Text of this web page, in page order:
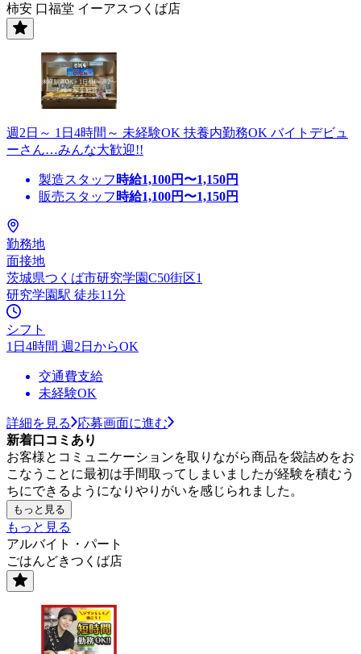
柿安 口福堂 イーアスつくば店
週2日～ 1日4時間～ 未経験OK 扶養内勤務OK バイトデビュ
ーさん…みんな大歓迎!!
製造スタッフ 時給1,100円〜1,150円
販売スタッフ 時給1,100円〜1,150円
勤務地
面接地
茨城県つくば市研究学園C50街区1
研究学園駅 徒歩11分
シフト
1日4時間 週2日からOK
交通費支給
未経験OK
詳細を見る
応募画面に進む
新着口コミあり
お客様とコミュニケーションを取りながら商品を袋詰めをお
こなうことに最初は手間取ってしまいましたが経験を積むう
ちにできるようになりやりがいを感じられました。
もっと見る
もっと見る
アルバイト・パート
ごはんどきつくば店